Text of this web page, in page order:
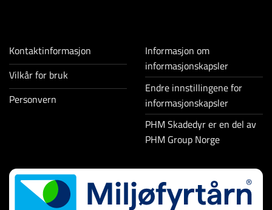
Kontaktinformasjon
Vilkår for bruk
Personvern
Informasjon om
informasjonskapsler
Endre innstillingene for
informasjonskapsler
PHM Skadedyr er en del av
PHM Group Norge